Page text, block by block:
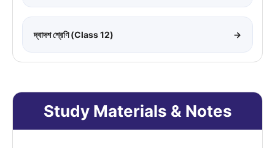
দ্বাদশ শ্রেণি (Class 12) →
Study Materials & Notes